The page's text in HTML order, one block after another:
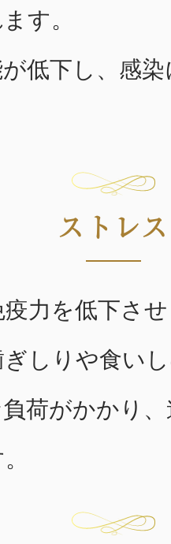
す。
低下し、感
ストレス
力を低下さ
しりや食い
荷がかかり